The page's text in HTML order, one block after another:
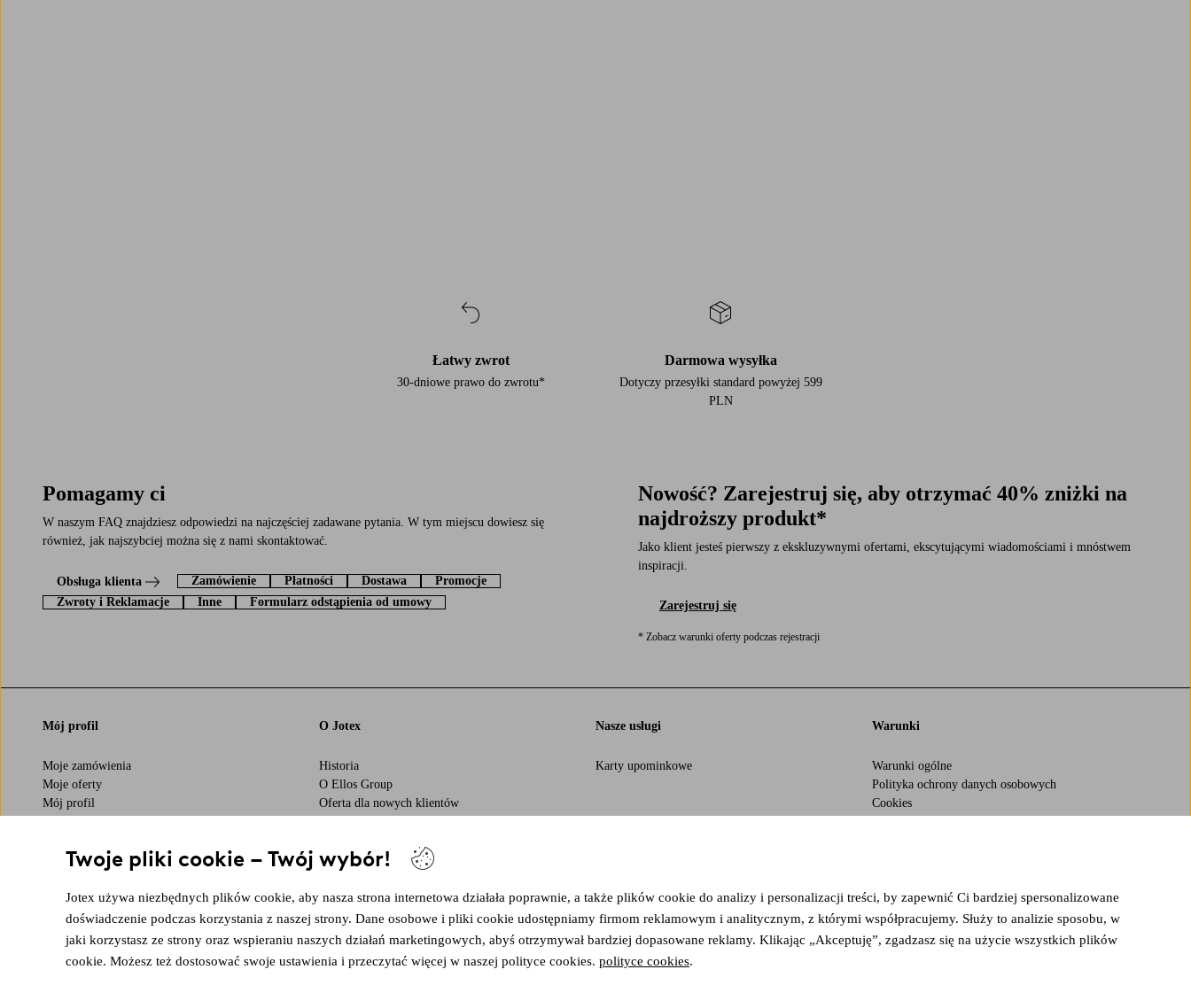
Twoje pliki cookie – Twój wybór!
Jotex używa niezbędnych plików cookie, aby nasza strona internetowa działała poprawnie, a także plików cookie do analizy i personalizacji treści, by zapewnić Ci bardziej spersonalizowane
doświadczenie podczas korzystania z naszej strony. Dane osobowe i pliki cookie udostępniamy firmom reklamowym i analitycznym, z którymi współpracujemy. Służy to analizie sposobu, w
jaki korzystasz ze strony oraz wspieraniu naszych działań marketingowych, abyś otrzymywał bardziej dopasowane reklamy. Klikając „Akceptuję”, zgadzasz się na użycie wszystkich plików
cookie. Możesz też dostosować swoje ustawienia i przeczytać więcej w naszej polityce cookies. polityce cookies.
Łatwy zwrot
30-dniowe prawo do zwrotu*
Darmowa wysyłka
Dotyczy przesyłki standard powyżej 599
PLN
Nowość? Zarejestruj się, aby otrzymać 40% zniżki na
najdroższy produkt*
Jako klient jesteś pierwszy z ekskluzywnymi ofertami, ekscytującymi wiadomościami i mnóstwem
inspiracji.
Zarejestruj się
* Zobacz warunki oferty podczas rejestracji
Pomagamy ci
W naszym FAQ znajdziesz odpowiedzi na najczęściej zadawane pytania. W tym miejscu dowiesz się
również, jak najszybciej można się z nami skontaktować.
Obsługa klienta Zamówienie Płatności Dostawa
Promocje
Zwroty i Reklamacje
Inne Formularz odstąpienia od umowy
Mój profil
Moje zamówienia
Moje oferty
Mój profil
O Jotex
Historia
O Ellos Group
Oferta dla nowych klientów
Oświadczenie o dostępności
Nasze usługi
Karty upominkowe
Warunki
Warunki ogólne
Polityka ochrony danych osobowych
Cookies
Bezpieczne płatności - zapłać teraz lub podziel się
Chcesz dowiedzieć się więcej onaszych opcjach płatności?